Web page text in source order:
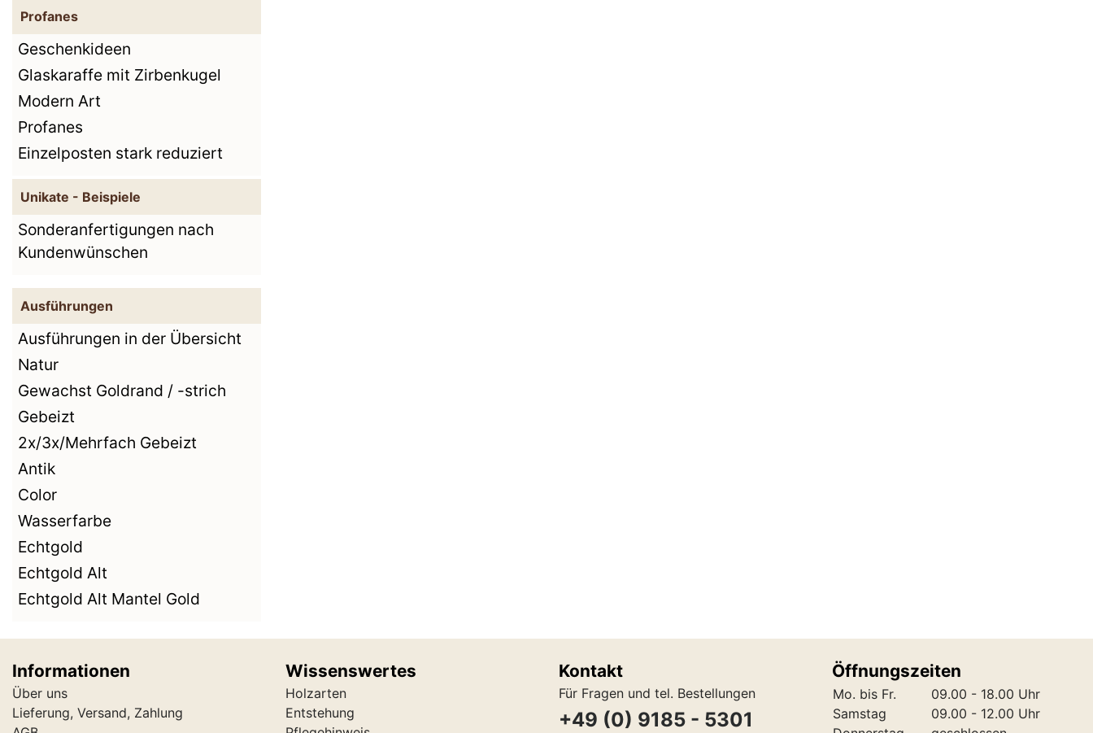
Profanes
Geschenkideen
Glaskaraffe mit Zirbenkugel
Modern Art
Profanes
Einzelposten stark reduziert
Unikate - Beispiele
Sonderanfertigungen nach
Kundenwünschen
Ausführungen
Ausführungen in der Übersicht
Natur
Gewachst Goldrand / -strich
Gebeizt
2x/3x/Mehrfach Gebeizt
Antik
Color
Wasserfarbe
Echtgold
Echtgold Alt
Echtgold Alt Mantel Gold
Informationen
Über uns
Lieferung, Versand, Zahlung
Wissenswertes
Holzarten
Entstehung
Kontakt
Für Fragen und tel. Bestellungen
+49 (0) 9185 - 5301
Öffnungszeiten
Mo. bis Fr.
Samstag
09.00 - 18.00 Uhr
09.00 - 12.00 Uhr